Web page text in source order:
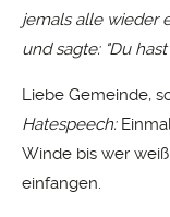
jemals alle wieder
und sagte: "Du hast
Liebe Gemeinde,
Hatespeech:
Winde bis wer
einfangen.